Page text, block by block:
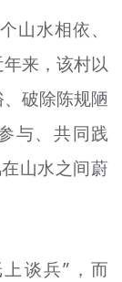
+
山水相依、
来，该村以
破除陈规陋
与、共同践
山水之间蔚
谈兵”，而